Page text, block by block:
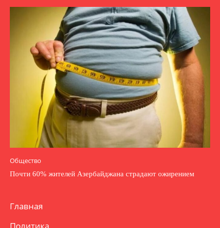
Общество
Почти 60% жителей Азербайджана страдают ожирением
Главная
Политика